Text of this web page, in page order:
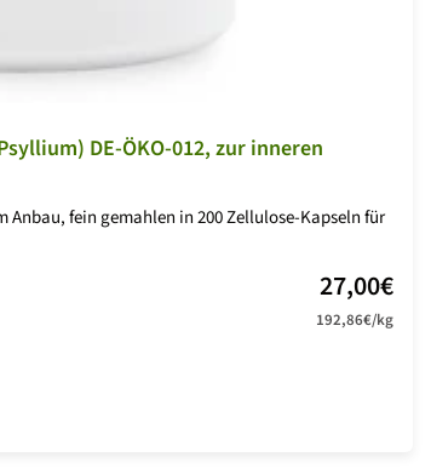
DE-ÖKO-012, zur inneren
fein gemahlen in 200 Zellulose-Kapseln für
27,00€
192,86€/kg